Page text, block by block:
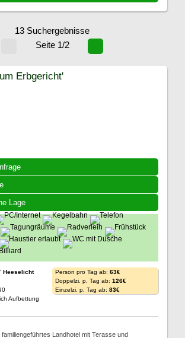
13 Suchergebnisse
Seite 1/2
Lage
Erbgericht'
Heeselicht
Aufbettung
Person pro Tag ab: 63€
Doppelzi. p. Tag ab: 126€
Einzelzi. p. Tag ab: 83€
Landhotel mit Terasse und